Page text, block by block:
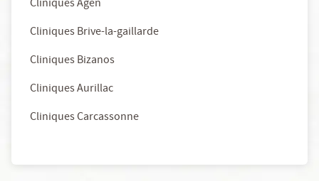
Cliniques Agen
Cliniques Brive-la-gaillarde
Cliniques Bizanos
Cliniques Aurillac
Cliniques Carcassonne